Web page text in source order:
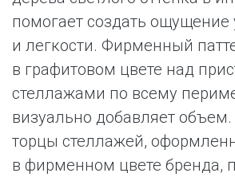
помогает создать ощущение
и легкости. Фирменный
в графитовом цвете над
стеллажами по всему
визуально добавляет
торцы стеллажей,
в фирменном цвете бренда,